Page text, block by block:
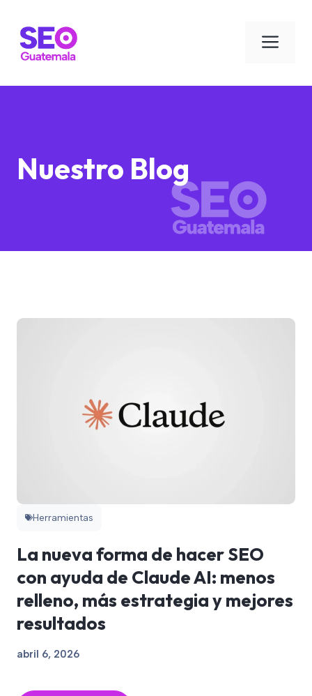
contenido
Nuestro Blog
Herramientas
La nueva forma de hacer SEO
con ayuda de Claude AI: menos
relleno, más estrategia y mejores
resultados
abril 6, 2026